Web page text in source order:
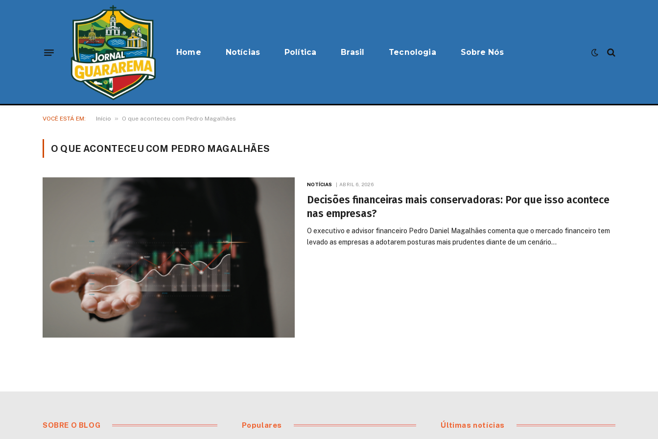
Home Notícias Política Brasil Tecnologia Sobre Nós
VOCÊ ESTÁ EM: Início » O que aconteceu com Pedro Magalhães
O QUE ACONTECEU COM PEDRO MAGALHÃES
NOTÍCIAS ABRIL 6, 2026
Decisões financeiras mais conservadoras: Por que isso acontece
nas empresas?
O executivo e advisor financeiro Pedro Daniel Magalhães comenta que o mercado financeiro tem
levado as empresas a adotarem posturas mais prudentes diante de um cenário…
SOBRE O BLOG Populares Últimas notícias